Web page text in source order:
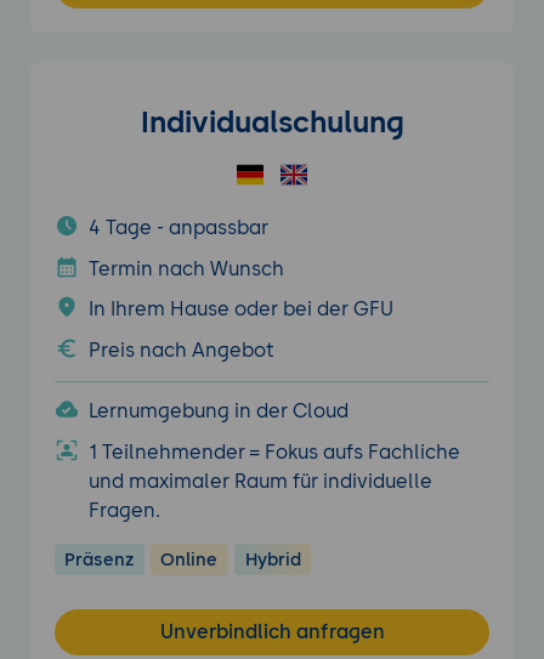
Individualschulung
4 Tage - anpassbar
Termin nach Wunsch
In Ihrem Hause oder bei der GFU
Preis nach Angebot
Lernumgebung in der Cloud
1 Teilnehmender = Fokus aufs Fachliche
und maximaler Raum für individuelle
Fragen.
Präsenz Online Hybrid
Unverbindlich anfragen